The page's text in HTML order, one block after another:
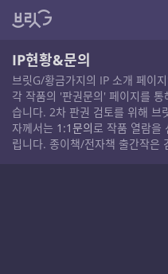
IP현황&문의
브릿G/황금가지의 IP 소개 페이
각 작품의 '판권문의' 페이지를
습니다. 2차 판권 검토를 위해 브
자께서는 1:1문의로 작품 열람을
립니다. 종이책/전자책 출간작은